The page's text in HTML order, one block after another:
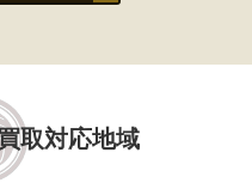
取対応地域